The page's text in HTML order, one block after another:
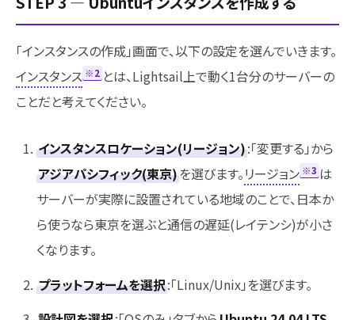
「インスタンスの作成」画面で、以下の設定を選んでいきます。
インスタンス ※2 とは、Lightsail上で動く1台分のサーバーの
ことだと考えてください。
インスタンスロケーション(リージョン):「変更する」から
アジアパシフィック(東京)を選びます。リージョン ※3 は
サーバーが実際に設置されている地域のことで、日本か
ら使うなら東京を選ぶと通信の遅延(レイテンシ)が小さ
くなります。
プラットフォームを選択:「Linux/Unix」を選びます。